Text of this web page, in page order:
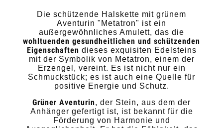
Die schützende Halskette mit grünem
Aventurin "Metatron" ist ein
außergewöhnliches Amulett, das die
wohltuenden gesundheitlichen und schützenden
Eigenschaften dieses exquisiten Edelsteins
mit der Symbolik von Metatron, einem der
Erzengel, vereint. Es ist nicht nur ein
Schmuckstück; es ist auch eine Quelle für
positive Energie und Schutz.
Grüner Aventurin, der Stein, aus dem der
Anhänger gefertigt ist, ist bekannt für die
Förderung von Harmonie und